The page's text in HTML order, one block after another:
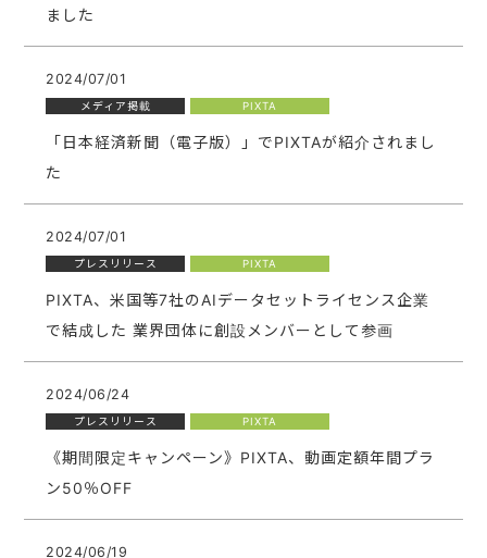
ました
2024/07/01
メディア掲載 PIXTA
「日本経済新聞（電子版）」でPIXTAが紹介されまし
た
2024/07/01
プレスリリース PIXTA
PIXTA、米国等7社のAIデータセットライセンス企業
で結成した 業界団体に創設メンバーとして参画
2024/06/24
プレスリリース PIXTA
《期間限定キャンペーン》PIXTA、動画定額年間プラ
ン50％OFF
2024/06/19